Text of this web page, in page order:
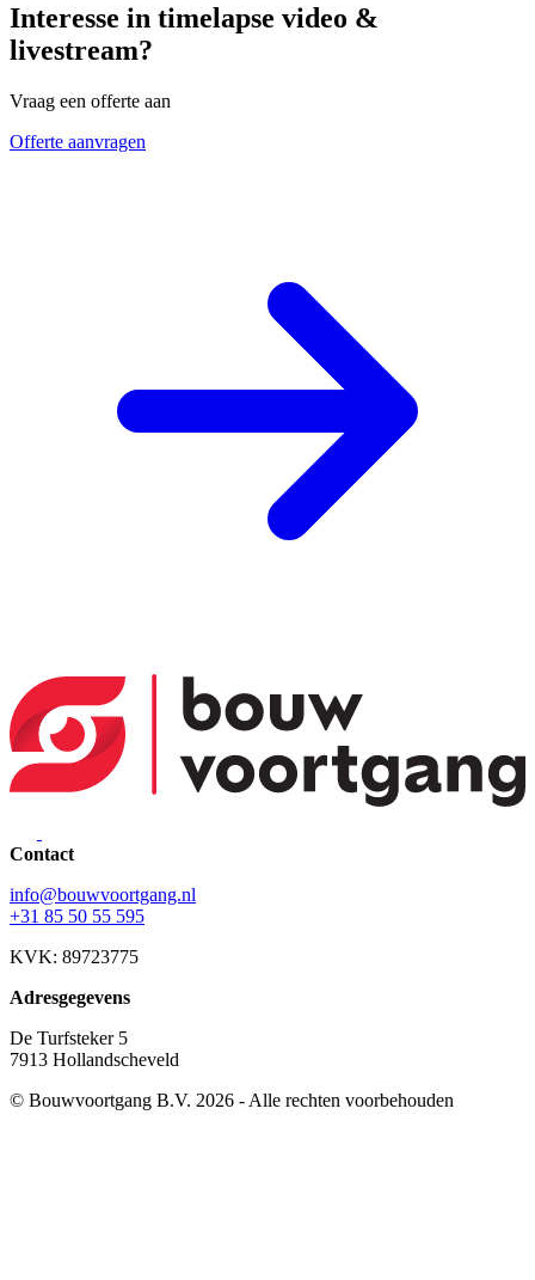
Interesse in timelapse video &
livestream?
Vraag een offerte aan
Offerte aanvragen
Contact
info@bouwvoortgang.nl
+31 85 50 55 595
KVK: 89723775
Adresgegevens
De Turfsteker 5
7913 Hollandscheveld
© Bouwvoortgang B.V. 2026 - Alle rechten voorbehouden